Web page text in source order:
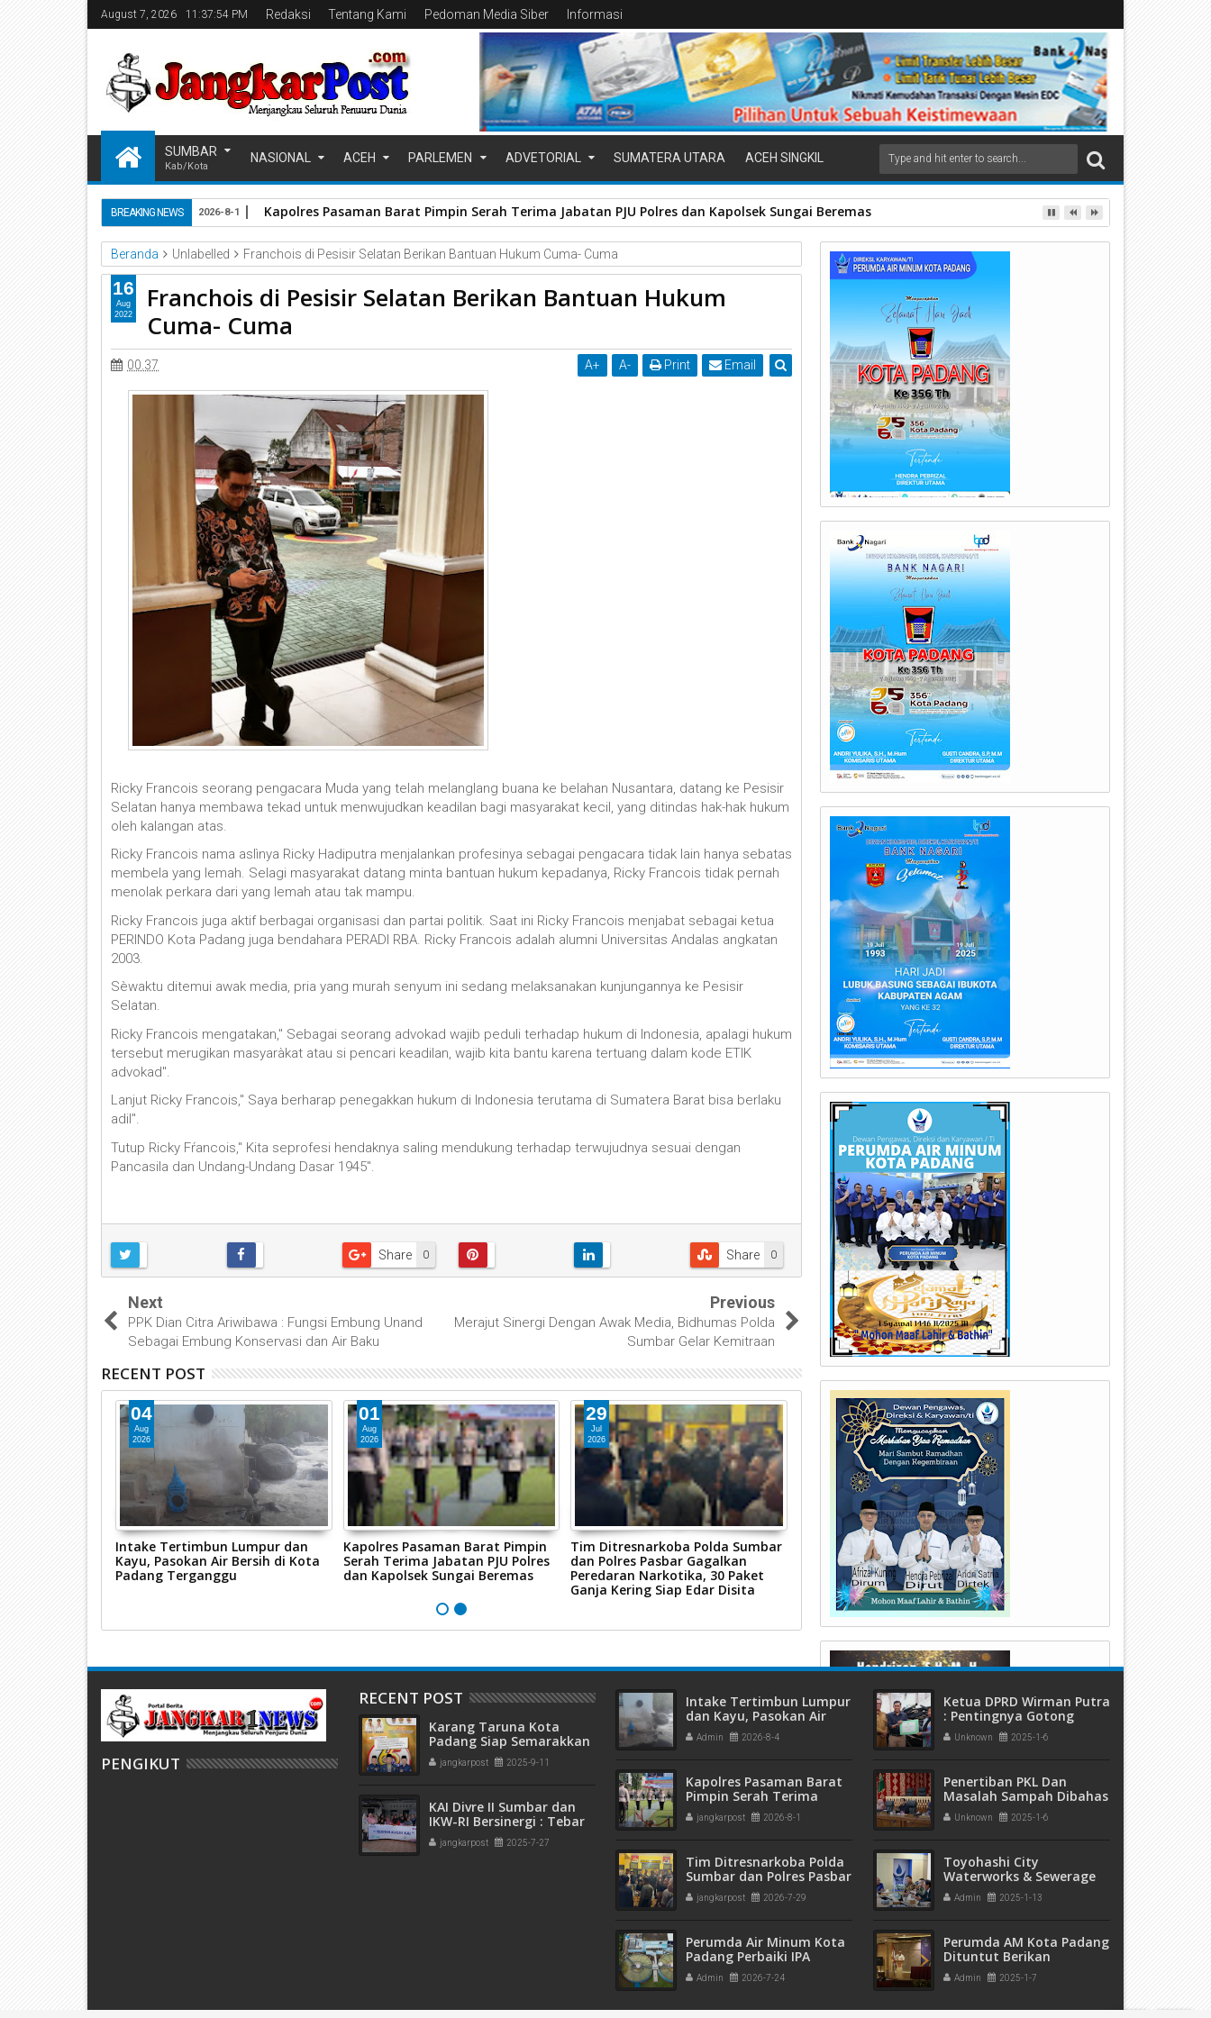
August 7, 2026 11:37:55 PM Redaksi Tentang Kami Pedoman Media Siber Informasi
SUMBAR
Kab/Kota
NASIONAL ACEH PARLEMEN ADVETORIAL SUMATERA UTARA ACEH SINGKIL
BREAKING NEWS Kapolres Pasaman Barat Pimpin Serah Terima Jabatan PJU Polres dan Kapolsek Sungai Beremas
2026-8-1
Beranda Unlabelled Franchois di Pesisir Selatan Berikan Bantuan Hukum Cuma- Cuma
Franchois di Pesisir Selatan Berikan Bantuan Hukum
Cuma- Cuma
00.37 A+ A- Print Email
Ricky Francois seorang pengacara Muda yang telah melanglang buana ke belahan Nusantara, datang ke Pesisir
Selatan hanya membawa tekad untuk menwujudkan keadilan bagi masyarakat kecil, yang ditindas hak-hak hukum
oleh kalangan atas.
Ricky Francois nama aslìnya Ricky Hadiputra menjalankan profesinya sebagai pengacara tidak lain hanya sebatas
membela yang lemah. Selagi masyarakat datang minta bantuan hukum kepadanya, Ricky Francois tidak pernah
menolak perkara dari yang lemah atau tak mampu.
Ricky Francois juga aktif berbagai organisasi dan partai politik. Saat ini Ricky Francois menjabat sebagai ketua
PERINDO Kota Padang juga bendahara PERADI RBA. Ricky Francois adalah alumni Universitas Andalas angkatan
2003.
Sèwaktu ditemui awak media, pria yang murah senyum ini sedang melaksanakan kunjungannya ke Pesisir
Selatan.
Ricky Francois mengatakan," Sebagai seorang advokad wajib peduli terhadap hukum di Indonesia, apalagi hukum
tersebut merugikan masyaràkat atau si pencari keadilan, wajib kita bantu karena tertuang dalam kode ETIK
advokad".
Lanjut Ricky Francois," Saya berharap penegakkan hukum di Indonesia terutama di Sumatera Barat bisa berlaku
adil".
Tutup Ricky Fŕancois," Kita seprofesi hendaknya saling mendukung terhadap terwujudnya sesuai dengan
Pancasila dan Undang-Undang Dasar 1945".
0
Share 0
Share
16
Aug
2022
Next
PPK Dian Citra Ariwibawa : Fungsi Embung Unand
Sebagai Embung Konservasi dan Air Baku
Previous
Merajut Sinergi Dengan Awak Media, Bidhumas Polda
Sumbar Gelar Kemitraan
RECENT POST
04
Aug
2026
Intake Tertimbun Lumpur dan
Kayu, Pasokan Air Bersih di Kota
Padang Terganggu
01
Aug
2026
Kapolres Pasaman Barat Pimpin
Serah Terima Jabatan PJU Polres
dan Kapolsek Sungai Beremas
29
Jul
2026
Tim Ditresnarkoba Polda Sumbar
dan Polres Pasbar Gagalkan
Peredaran Narkotika, 30 Paket
Ganja Kering Siap Edar Disita
Perumda Air Minum Kota Padang
Perbaiki IPA Gunung Pangilun, 25
Ribu Pelanggan Terdampak
Penyesuaian
PENGIKUT
RECENT POST
Karang Taruna Kota
Padang Siap Semarakkan
HUT ke-65 : Dari
Lapangan Hijau hingga
jangkarpost 2025-9-11
KAI Divre II Sumbar dan
IKW-RI Bersinergi : Tebar
Kepedulian Sosial Untuk
Panti Asuhan
jangkarpost 2025-7-27
Intake Tertimbun Lumpur
dan Kayu, Pasokan Air
Bersih di Kota Padang
Terganggu
Admin 2026-8-4
Kapolres Pasaman Barat
Pimpin Serah Terima
Jabatan PJU Polres dan
Kapolsek Sungai Beremas
jangkarpost 2026-8-1
Tim Ditresnarkoba Polda
Sumbar dan Polres Pasbar
Gagalkan Peredaran
Narkotika, 30 Paket Ganja
jangkarpost 2026-7-29
Perumda Air Minum Kota
Padang Perbaiki IPA
Gunung Pangilun, 25 Ribu
Pelanggan Terdampak
Admin 2026-7-24
Ketua DPRD Wirman Putra
: Pentingnya Gotong
Royong Dan Solidaritas
Dalam Membantu Korban
Unknown 2025-1-6
Penertiban PKL Dan
Masalah Sampah Dibahas
DPRD dan Pemko
Payakumbuh
Unknown 2025-1-6
Toyohashi City
Waterworks & Sewerage
Bureau Kunjungi Perumda
Air Minum Kota Padang
Admin 2025-1-13
Perumda AM Kota Padang
Dituntut Berikan
Pelayanan Maksimal
Admin 2025-1-7